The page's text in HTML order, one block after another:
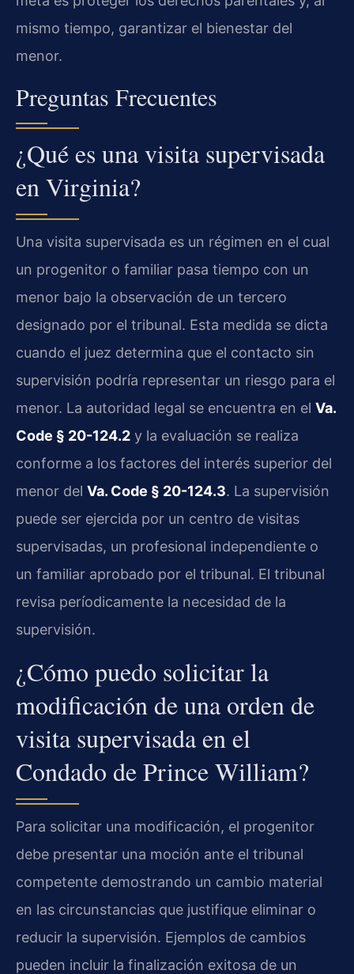
mismo tiempo, garantizar el bienestar del
menor.
Preguntas Frecuentes
¿Qué es una visita supervisada
en Virginia?
Una visita supervisada es un régimen en el cual
un progenitor o familiar pasa tiempo con un
menor bajo la observación de un tercero
designado por el tribunal. Esta medida se dicta
cuando el juez determina que el contacto sin
supervisión podría representar un riesgo para el
menor. La autoridad legal se encuentra en el Va.
Code § 20-124.2 y la evaluación se realiza
conforme a los factores del interés superior del
menor del Va. Code § 20-124.3. La supervisión
puede ser ejercida por un centro de visitas
supervisadas, un profesional independiente o
un familiar aprobado por el tribunal. El tribunal
revisa períodicamente la necesidad de la
supervisión.
¿Cómo puedo solicitar la
modificación de una orden de
visita supervisada en el
Condado de Prince William?
Para solicitar una modificación, el progenitor
debe presentar una moción ante el tribunal
competente demostrando un cambio material
en las circunstancias que justifique eliminar o
reducir la supervisión. Ejemplos de cambios
pueden incluir la finalización exitosa de un